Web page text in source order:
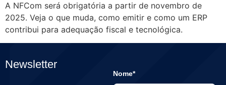
A NFCom será obrigatória a partir de novembro de
2025. Veja o que muda, como emitir e como um ERP
contribui para adequação fiscal e tecnológica.
Newsletter
Nome*